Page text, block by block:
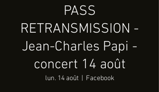
PASS
RETRANSMISSION -
Jean-Charles Papi -
concert 14 août
lun. 14 août
  |
Facebook